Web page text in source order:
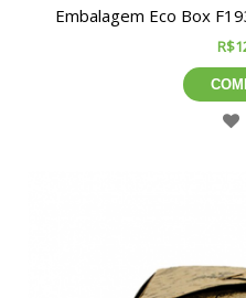
Embalagem Eco Box